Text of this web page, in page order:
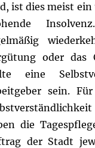
ist dies meist
oder das
eine
sein.
die
der Stadt